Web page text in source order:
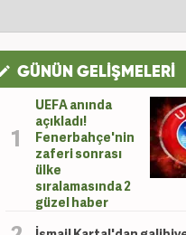
GÜNÜN GELİŞMELERİ
UEFA anında
açıkladı!
Fenerbahçe'nin
zaferi sonrası
ülke
sıralamasında 2
güzel haber